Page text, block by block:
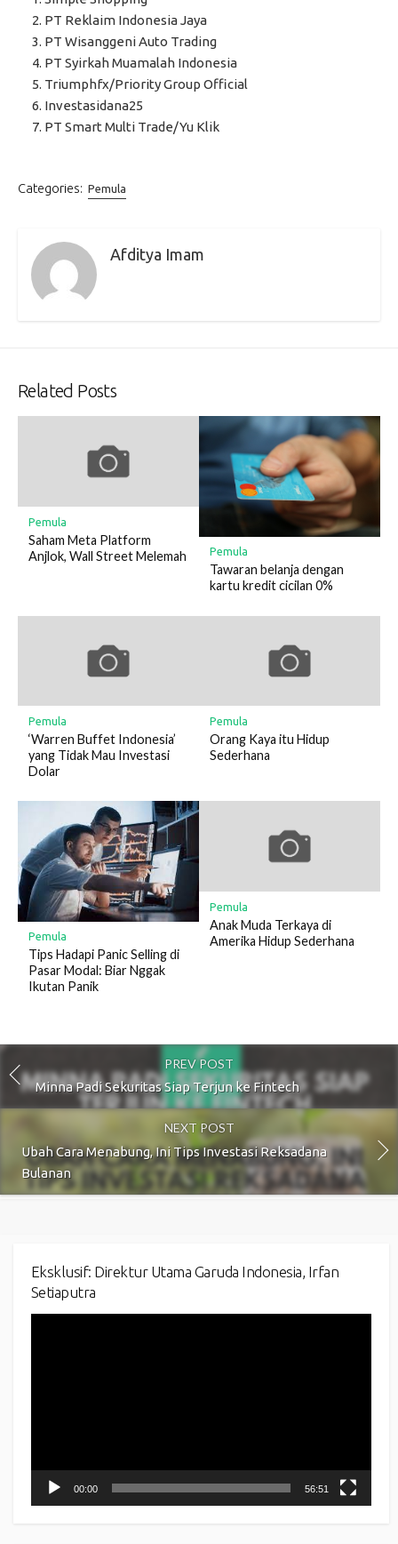
PT Reklaim Indonesia Jaya
PT Wisanggeni Auto Trading
PT Syirkah Muamalah Indonesia
Triumphfx/Priority Group Official
Investasidana25
PT Smart Multi Trade/Yu Klik
Categories: Pemula
Afditya Imam
Related Posts
Pemula
Saham Meta Platform
Anjlok, Wall Street Melemah
Pemula
Tawaran belanja dengan
kartu kredit cicilan 0%
Pemula
‘Warren Buffet Indonesia’
yang Tidak Mau Investasi
Dolar
Pemula
Orang Kaya itu Hidup
Sederhana
Pemula
Tips Hadapi Panic Selling di
Pasar Modal: Biar Nggak
Ikutan Panik
Pemula
Anak Muda Terkaya di
Amerika Hidup Sederhana
PREV POST
Minna Padi Sekuritas Siap Terjun ke Fintech
NEXT POST
Ubah Cara Menabung, Ini Tips Investasi Reksadana
Bulanan
Eksklusif: Direktur Utama Garuda Indonesia, Irfan
Setiaputra
00:00 56:51